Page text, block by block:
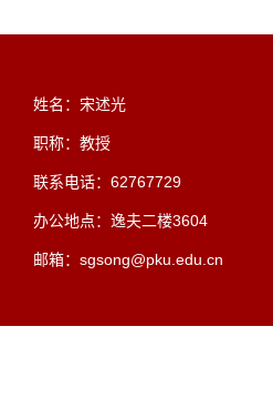
姓名：宋述光
职称：教授
联系电话：62767729
办公地点：逸夫二楼3604
邮箱：sgsong@pku.edu.cn